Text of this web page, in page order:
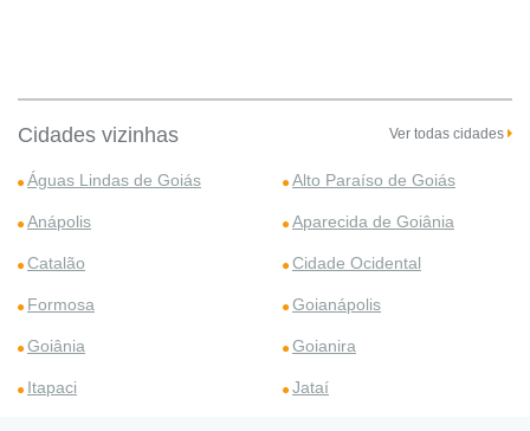
Cidades vizinhas Ver todas cidades
Águas Lindas de Goiás Alto Paraíso de Goiás
Anápolis Aparecida de Goiânia
Catalão Cidade Ocidental
Formosa Goianápolis
Goiânia Goianira
Itapaci Jataí